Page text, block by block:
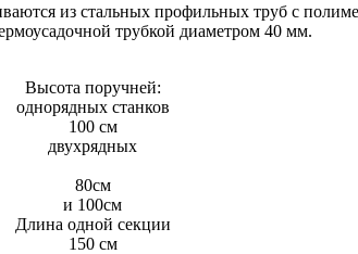
из стальных профильных труб с
трубкой диаметром 40 мм.
Высота поручней:
однорядных станков
100 см
двухрядных
80см
и 100см
Длина одной секции
150 см